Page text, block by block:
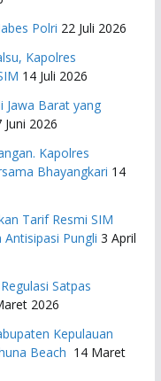
Polri 22 Juli 2026
Kapolres
14 Juli 2026
Jawa Barat yang
Juni 2026
Kapolres
Bhayangkari 14
Tarif Resmi SIM
Pungli 3 April
Satpas
2026
Kepulauan
Beach 14 Maret